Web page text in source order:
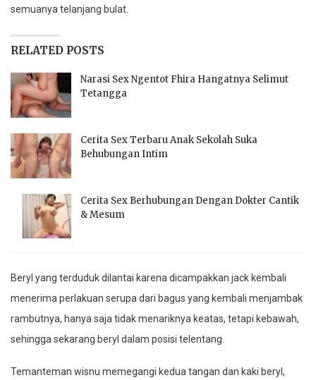
semuanya telanjang bulat.
RELATED POSTS
Narasi Sex Ngentot Fhira Hangatnya Selimut
Tetangga
Cerita Sex Terbaru Anak Sekolah Suka
Behubungan Intim
Cerita Sex Berhubungan Dengan Dokter Cantik
& Mesum
Beryl yang terduduk dilantai karena dicampakkan jack kembali
menerima perlakuan serupa dari bagus yang kembali menjambak
rambutnya, hanya saja tidak menariknya keatas, tetapi kebawah,
sehingga sekarang beryl dalam posisi telentang.
Temanteman wisnu memegangi kedua tangan dan kaki beryl,